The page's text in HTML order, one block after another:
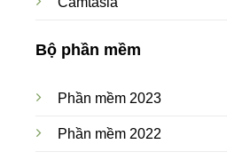
Bộ phần mềm
Phần mềm 2023
Phần mềm 2022